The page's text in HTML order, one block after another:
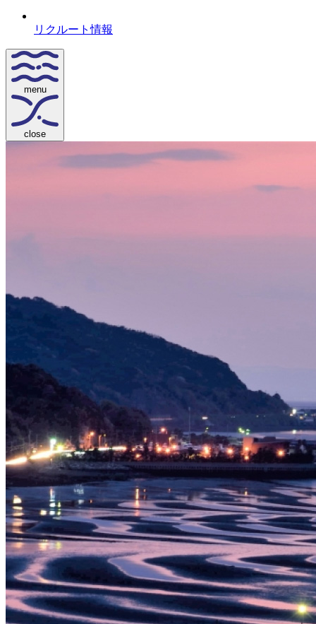
リクルート情報
menu
close